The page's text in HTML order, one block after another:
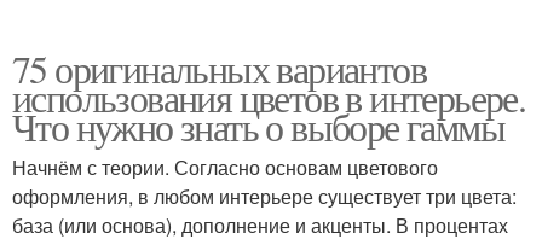
75 оригинальных вариантов
использования цветов в интерьере.
Что нужно знать о выборе гаммы
Начнём с теории. Согласно основам цветового
оформления, в любом интерьере существует три цвета:
база (или основа), дополнение и акценты. В процентах